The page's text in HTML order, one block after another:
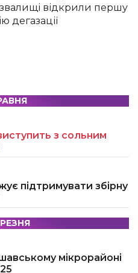
відкрили першу
дегазації
з сольним
підтримувати збірну
мікрорайоні